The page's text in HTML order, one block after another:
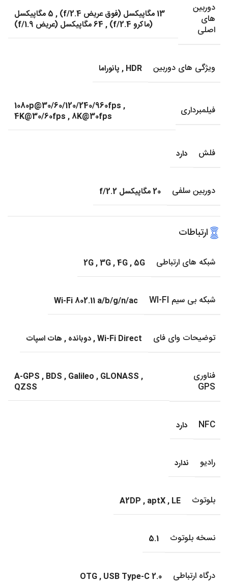
دوربین
های
اصلی
13 مگاپیکسل (فوق عریض f/2.4) ,
5 مگاپیکسل
(ماکرو f/2.4)
, 64 مگاپیکسل (عریض f/1.9)
ویژگی های دوربین HDR
, پانوراما
فیلمبرداری 1080p@30/60/120/240/960fps ,
4K@30/60fps ,8K@30fps
فلش دارد
دوربین سلفی 20 مگاپیکسل f/2.2
ارتباطات
شبکه های ارتباطی 2G,3G,4G, 5G
شبکه بی سیم WI-FI Wi-Fi 802.11 a/b/g/n/ac
توضیحات وای فای Wi-Fi Direct
,دوبانده , هات اسپات
فناوری
GPS
A-GPS , BDS , Galileo , GLONASS ,
QZSS
NFC دارد
رادیو ندارد
بلوتوث A2DP , aptX, LE
نسخه بلوتوث 5.1
درگاه ارتباطی OTG, USB Type-C 2.0